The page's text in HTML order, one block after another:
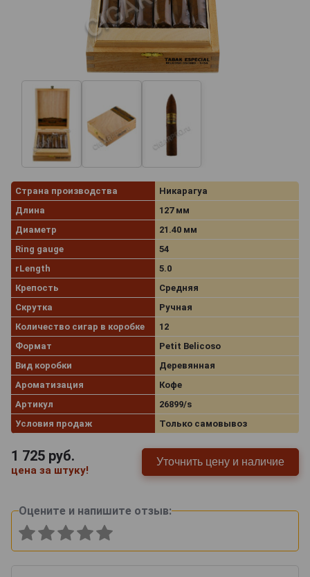
Страна производства
Никарагуа
Длина
127 мм
Диаметр
21.40 мм
Ring gauge
54
rLength
5.0
Крепость
Средняя
Скрутка
Ручная
Количество сигар в коробке
12
Формат
Petit Belicoso
Вид коробки
Деревянная
Ароматизация
Кофе
Артикул
26899/s
Условия продаж
Только самовывоз
1 725 руб.
цена за штуку!
Уточнить цену и наличие
Оцените и напишите отзыв: